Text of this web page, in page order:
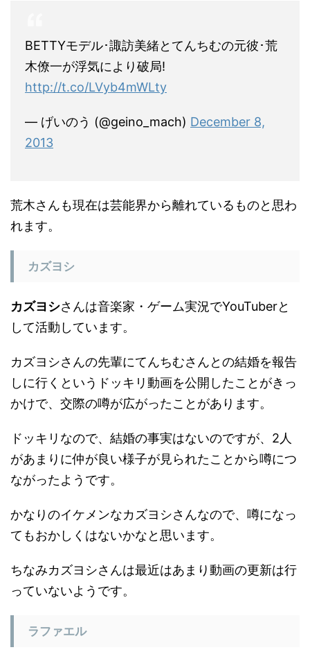
木僚一が浮気により破局!
http://t.co/LVyb4mWLty
— げいのう (@geino_mach)
2013
れます。
カズヨシ
して活動しています。
カズヨシさんの先輩にてんちむさんとの結婚を報告
しに行くというドッキリ動画を公開したことがきっ
かけで、交際の噂が広がったことがあります。
ドッキリなので、結婚の事実はないのですが、2人
があまりに仲が良い様子が見られたことから噂につ
ながったようです。
かなりのイケメンなカズヨシさんなので、噂になっ
てもおかしくはないかなと思います。
ちなみカズヨシさんは最近はあまり動画の更新は行
っていないようです。
YouTuberのラファエル